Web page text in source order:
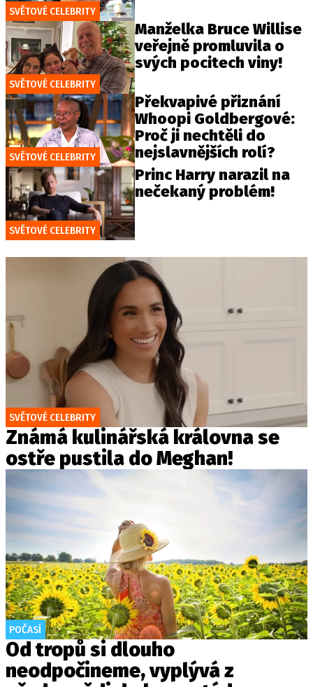
SVĚTOVÉ CELEBRITY
SVĚTOVÉ CELEBRITY
Manželka Bruce Willise
veřejně promluvila o
svých pocitech viny!
SVĚTOVÉ CELEBRITY
Překvapivé přiznání
Whoopi Goldbergové:
Proč ji nechtěli do
nejslavnějších rolí?
SVĚTOVÉ CELEBRITY
Princ Harry narazil na
nečekaný problém!
SVĚTOVÉ CELEBRITY
Známá kulinářská královna se
ostře pustila do Meghan!
POČASÍ
Od tropů si dlouho
neodpočineme, vyplývá z